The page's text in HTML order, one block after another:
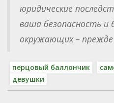
юридические
ваша безопасность и
окружающих – прежде
перцовый баллончик
девушки